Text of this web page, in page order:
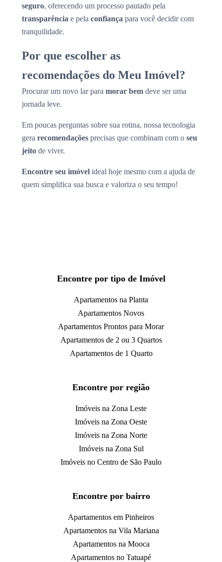
seguro, oferecendo um processo pautado pela
transparência e pela confiança para você decidir com
tranquilidade.
Por que escolher as
recomendações do Meu Imóvel?
Procurar um novo lar para morar bem deve ser uma
jornada leve.
Em poucas perguntas sobre sua rotina, nossa tecnologia
gera recomendações precisas que combinam com o seu
jeito de viver.
Encontre seu imóvel ideal hoje mesmo com a ajuda de
quem simplifica sua busca e valoriza o seu tempo!
Encontre por tipo de Imóvel
Apartamentos na Planta
Apartamentos Novos
Apartamentos Prontos para Morar
Apartamentos de 2 ou 3 Quartos
Apartamentos de 1 Quarto
Encontre por região
Imóveis na Zona Leste
Imóveis na Zona Oeste
Imóveis na Zona Norte
Imóveis na Zona Sul
Imóveis no Centro de São Paulo
Encontre por bairro
Apartamentos em Pinheiros
Apartamentos na Vila Mariana
Apartamentos na Mooca
Apartamentos no Tatuapé